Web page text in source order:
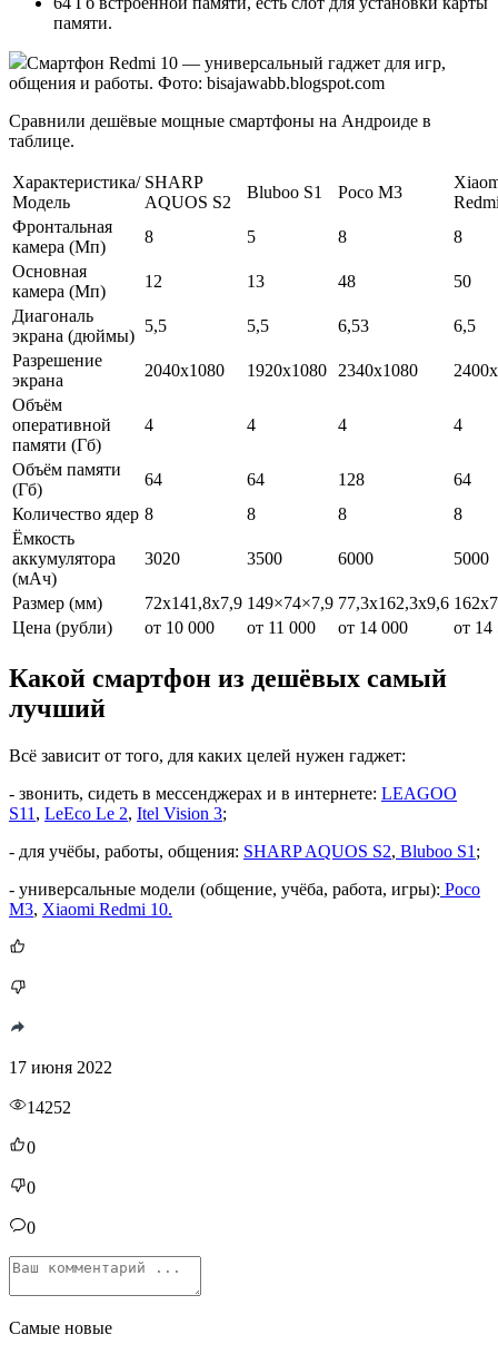
памяти.
Смартфон Redmi 10 — универсальный гаджет для игр,
общения и работы. Фото: bisajawabb.blogspot.com
Сравнили дешёвые мощные смартфоны на Андроиде в
таблице.
Характеристика/
Модель
SHARP
AQUOS S2
Bluboo S1 Poco M3
Фронтальная
камера (Мп)
8 5 8
8
Основная
камера (Мп)
12 13 48
50
Диагональ
экрана (дюймы)
5,5 5,5 6,53
6,5
Разрешение
экрана
2040х1080 1920x1080 2340x1080
Объём
оперативной
памяти (Гб)
4 4 4 4
Объём памяти
(Гб)
64 64 128
64
Количество ядер 8 8 8
8
Ёмкость
аккумулятора
(мАч)
3020 3500 6000 5000
Размер (мм) 72x141,8x7,9 149×74×7,9 77,3x162,3x9,6
Цена (рубли)
от 10 000 от 11 000 от 14 000 от 14
Какой смартфон из дешёвых самый
лучший
Всё зависит от того, для каких целей нужен гаджет:
- звонить, сидеть в мессенджерах и в интернете: LEAGOO
S11 , LeEco Le 2, Itel Vision 3;
- для учёбы, работы, общения: SHARP AQUOS S2, Bluboo S1 ;
- универсальные модели (общение, учёба, работа, игры): Poco
M3, Xiaomi Redmi 10.
17 июня 2022
14252
0
0
0
Самые новые